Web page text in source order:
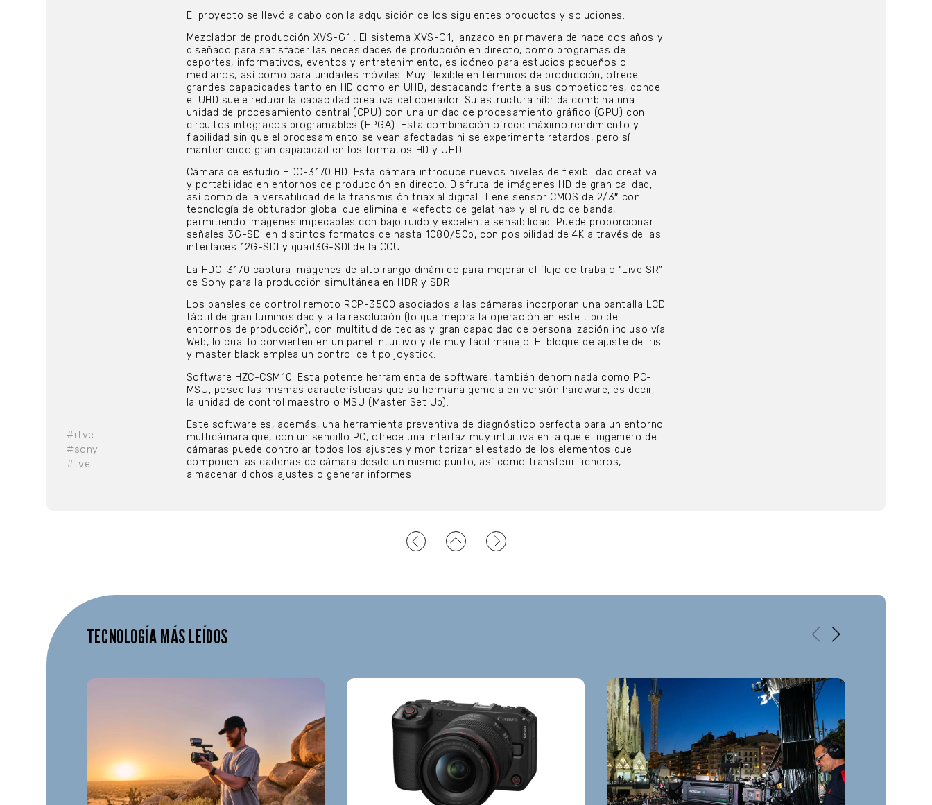
#rtve
#sony
#tve
El proyecto se llevó a cabo con la adquisición de los siguientes productos y soluciones:
Mezclador de producción XVS-G1 : El sistema XVS-G1, lanzado en primavera de hace dos años y
diseñado para satisfacer las necesidades de producción en directo, como programas de
deportes, informativos, eventos y entretenimiento, es idóneo para estudios pequeños o
medianos, así como para unidades móviles. Muy flexible en términos de producción, ofrece
grandes capacidades tanto en HD como en UHD, destacando frente a sus competidores, donde
el UHD suele reducir la capacidad creativa del operador. Su estructura híbrida combina una
unidad de procesamiento central (CPU) con una unidad de procesamiento gráfico (GPU) con
circuitos integrados programables (FPGA). Esta combinación ofrece máximo rendimiento y
fiabilidad sin que el procesamiento se vean afectadas ni se experimente retardos, pero sí
manteniendo gran capacidad en los formatos HD y UHD.
Cámara de estudio HDC-3170 HD: Esta cámara introduce nuevos niveles de flexibilidad creativa
y portabilidad en entornos de producción en directo. Disfruta de imágenes HD de gran calidad,
así como de la versatilidad de la transmisión triaxial digital. Tiene sensor CMOS de 2/3″ con
tecnología de obturador global que elimina el «efecto de gelatina» y el ruido de banda,
permitiendo imágenes impecables con bajo ruido y excelente sensibilidad. Puede proporcionar
señales 3G-SDI en distintos formatos de hasta 1080/50p, con posibilidad de 4K a través de las
interfaces 12G-SDI y quad3G-SDI de la CCU.
La HDC-3170 captura imágenes de alto rango dinámico para mejorar el flujo de trabajo “Live SR”
de Sony para la producción simultánea en HDR y SDR.
Los paneles de control remoto RCP-3500 asociados a las cámaras incorporan una pantalla LCD
táctil de gran luminosidad y alta resolución (lo que mejora la operación en este tipo de
entornos de producción), con multitud de teclas y gran capacidad de personalización incluso vía
Web, lo cual lo convierten en un panel intuitivo y de muy fácil manejo. El bloque de ajuste de iris
y master black emplea un control de tipo joystick.
Software HZC-CSM10: Esta potente herramienta de software, también denominada como PC-
MSU, posee las mismas características que su hermana gemela en versión hardware, es decir,
la unidad de control maestro o MSU (Master Set Up).
Este software es, además, una herramienta preventiva de diagnóstico perfecta para un entorno
multicámara que, con un sencillo PC, ofrece una interfaz muy intuitiva en la que el ingeniero de
cámaras puede controlar todos los ajustes y monitorizar el estado de los elementos que
componen las cadenas de cámara desde un mismo punto, así como transferir ficheros,
almacenar dichos ajustes o generar informes.
TECNOLOGÍA MÁS LEÍDOS